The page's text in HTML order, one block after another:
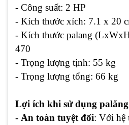
- Công suất: 2 HP
- Kích thước xích: 7.1 x 20
- Kích thước palang
470
- Trọng lượng tịnh: 55 kg
- Trọng lượng tổng: 66 kg
Lợi ích khi sử dụng
- An toàn tuyệt đối: Với hệ